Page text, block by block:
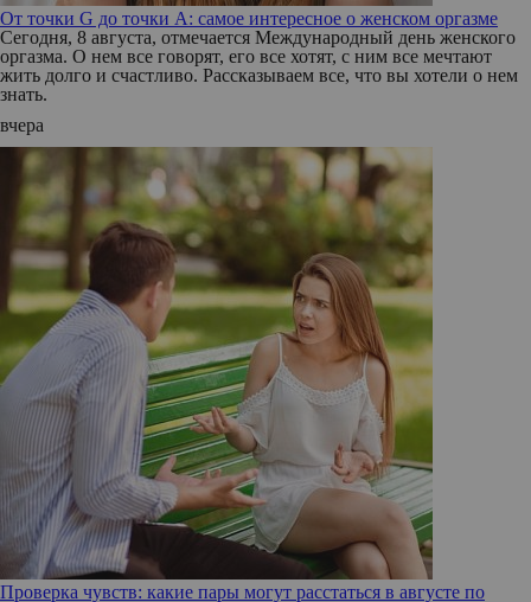
От точки G до точки A: самое интересное о женском оргазме
Сегодня, 8 августа, отмечается Международный день женского
оргазма. О нем все говорят, его все хотят, с ним все мечтают
жить долго и счастливо. Рассказываем все, что вы хотели о нем
знать.
вчера
Проверка чувств: какие пары могут расстаться в августе по